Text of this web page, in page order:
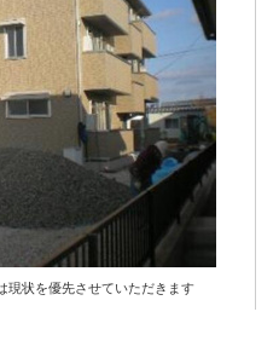
状を優先させていただきます